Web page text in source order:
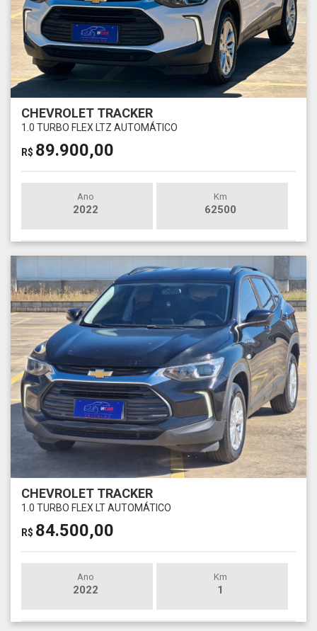
CHEVROLET TRACKER
1.0 TURBO FLEX LTZ AUTOMÁTICO
R$ 89.900,00
Ano
2022
Km
62500
CHEVROLET TRACKER
1.0 TURBO FLEX LT AUTOMÁTICO
R$ 84.500,00
Ano
2022
Km
1